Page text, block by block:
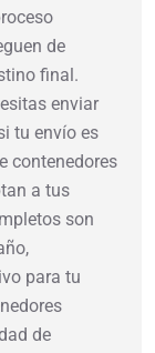
de
final.
enviar
tu envío es
contenedores
a tus
son
para tu
de